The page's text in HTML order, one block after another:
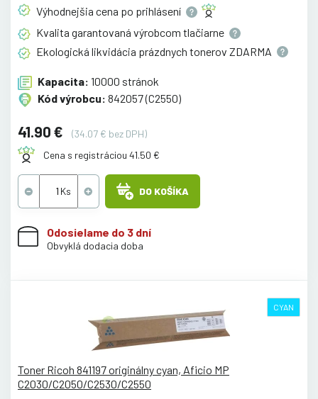
Výhodnejšia cena po prihlásení
Kvalita garantovaná výrobcom tlačiarne
Ekologická likvidácia prázdnych tonerov ZDARMA
Kapacita: 10000 stránok
Kód výrobcu: 842057 (C2550)
41.90 €
(34.07 € bez DPH)
Cena s registráciou 41.50 €
DO KOŠÍKA
Odosielame do 3 dní
Obvyklá dodacia doba
CYAN
Toner Ricoh 841197 originálny cyan, Aficio MP
C2030/C2050/C2530/C2550